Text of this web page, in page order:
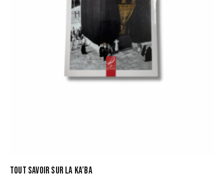
TOUT SAVOIR SUR LA KA’BA